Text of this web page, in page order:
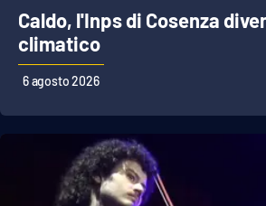
Cronaca
Cultura
Politica
Sanità
Caldo, l'Inps di Cosenza
climatico
6 agosto 2026